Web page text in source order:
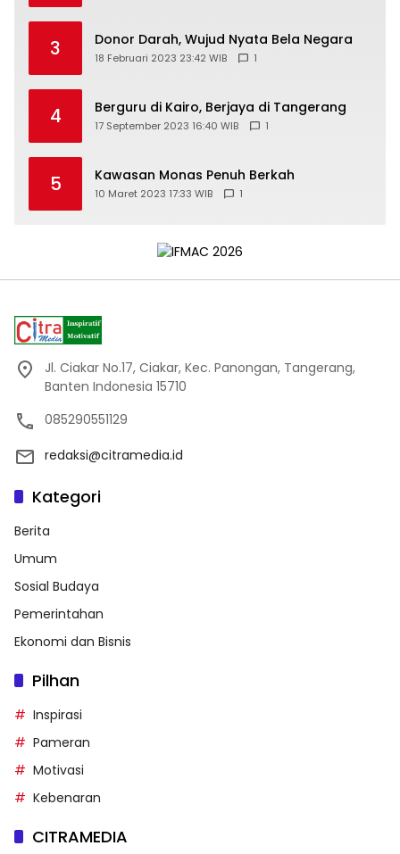
3 Donor Darah, Wujud Nyata Bela Negara
18 Februari 2023 23:42 WIB 1
4 Berguru di Kairo, Berjaya di Tangerang
17 September 2023 16:40 WIB 1
5 Kawasan Monas Penuh Berkah
10 Maret 2023 17:33 WIB 1
Jl. Ciakar No.17, Ciakar, Kec. Panongan, Tangerang,
Banten Indonesia 15710
085290551129
redaksi@citramedia.id
Kategori
Berita
Umum
Sosial Budaya
Pemerintahan
Ekonomi dan Bisnis
Pilhan
Inspirasi
Pameran
Motivasi
Kebenaran
CITRAMEDIA